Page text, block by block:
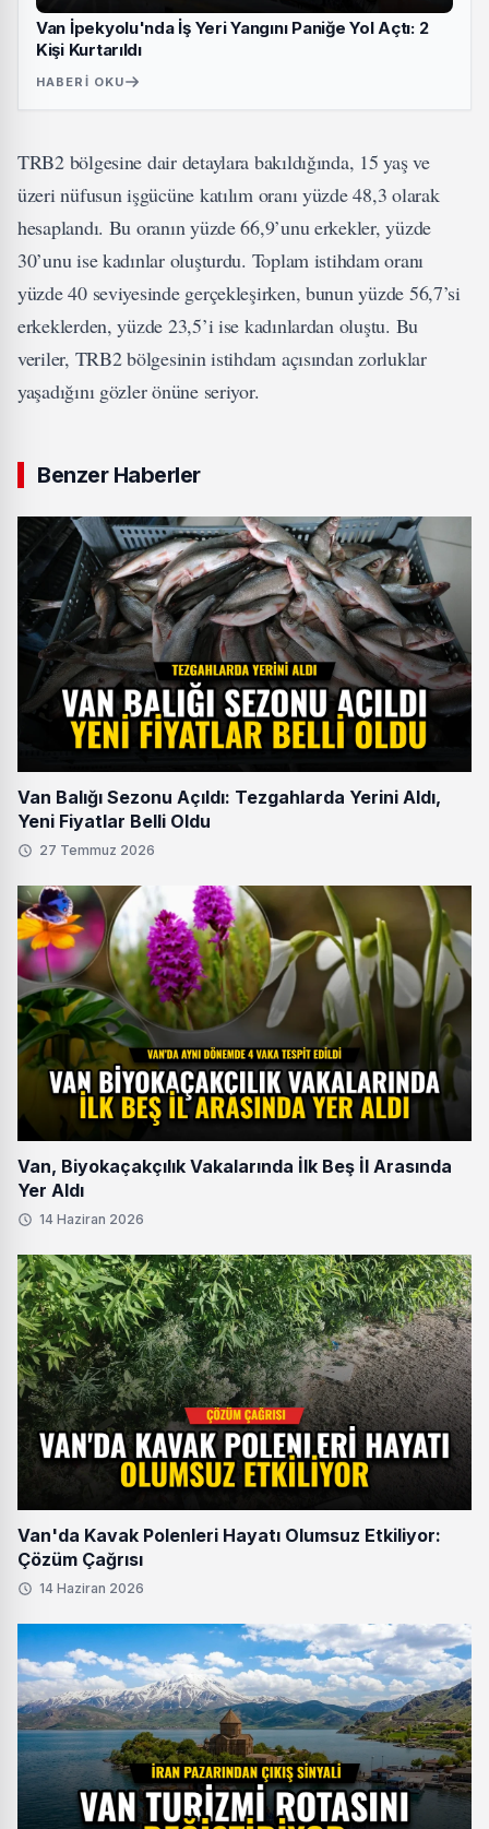
Van İpekyolu'nda İş Yeri Yangını Paniğe Yol Açtı: 2
Kişi Kurtarıldı
HABERI OKU
TRB2 bölgesine dair detaylara bakıldığında, 15 yaş ve
üzeri nüfusun işgücüne katılım oranı yüzde 48,3 olarak
hesaplandı. Bu oranın yüzde 66,9’unu erkekler, yüzde
30’unu ise kadınlar oluşturdu. Toplam istihdam oranı
yüzde 40 seviyesinde gerçekleşirken, bunun yüzde 56,7’si
erkeklerden, yüzde 23,5’i ise kadınlardan oluştu. Bu
veriler, TRB2 bölgesinin istihdam açısından zorluklar
yaşadığını gözler önüne seriyor.
Benzer Haberler
Van Balığı Sezonu Açıldı: Tezgahlarda Yerini Aldı,
Yeni Fiyatlar Belli Oldu
27 Temmuz 2026
Van, Biyokaçakçılık Vakalarında İlk Beş İl Arasında
Yer Aldı
14 Haziran 2026
Van'da Kavak Polenleri Hayatı Olumsuz Etkiliyor:
Çözüm Çağrısı
14 Haziran 2026